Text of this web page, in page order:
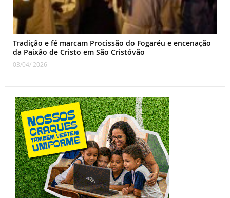
Tradição e fé marcam Procissão do Fogaréu e encenação
da Paixão de Cristo em São Cristóvão
03/04/ 2026